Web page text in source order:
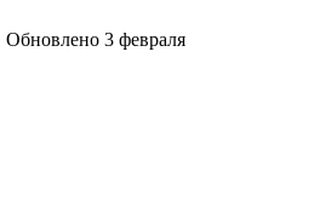
Обновлено 3 февраля